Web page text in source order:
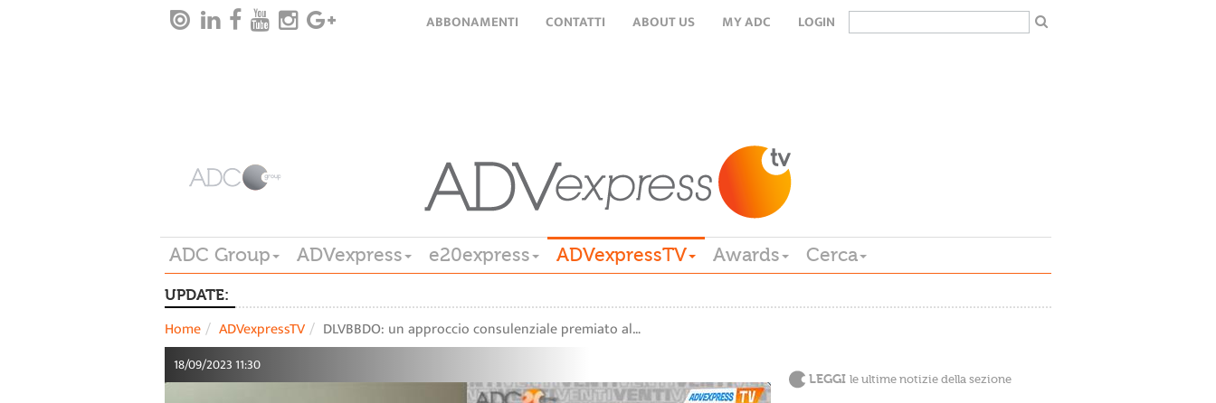
ABBONAMENTI CONTATTI ABOUT US MY ADC LOGIN
ADC Group ADVexpress e20express ADVexpressTV Awards Cerca
UPDATE:
Home ADVexpressTV DLVBBDO: un approccio consulenziale premiato al…
18/09/2023 11:30
LEGGI le ultime notizie della sezione